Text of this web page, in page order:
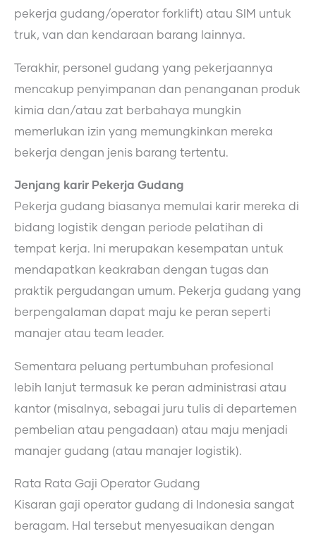
pekerja gudang/operator forklift) atau SIM untuk
truk, van dan kendaraan barang lainnya.
Terakhir, personel gudang yang pekerjaannya
mencakup penyimpanan dan penanganan produk
kimia dan/atau zat berbahaya mungkin
memerlukan izin yang memungkinkan mereka
bekerja dengan jenis barang tertentu.
Jenjang karir Pekerja Gudang
Pekerja gudang biasanya memulai karir mereka di
bidang logistik dengan periode pelatihan di
tempat kerja. Ini merupakan kesempatan untuk
mendapatkan keakraban dengan tugas dan
praktik pergudangan umum. Pekerja gudang yang
berpengalaman dapat maju ke peran seperti
manajer atau team leader.
Sementara peluang pertumbuhan profesional
lebih lanjut termasuk ke peran administrasi atau
kantor (misalnya, sebagai juru tulis di departemen
pembelian atau pengadaan) atau maju menjadi
manajer gudang (atau manajer logistik).
Rata Rata Gaji Operator Gudang
Kisaran gaji operator gudang di Indonesia sangat
beragam. Hal tersebut menyesuaikan dengan